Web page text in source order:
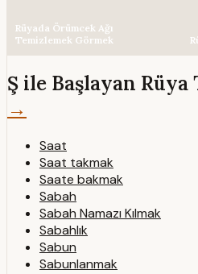
Rüyada Örümcek Ağı
Temizlemek Görmek
Ş ile Başlayan
→
Saat
Saat takmak
Saate bakmak
Sabah
Sabah Namazı Kılmak
Sabahlık
Sabun
Sabunlanmak